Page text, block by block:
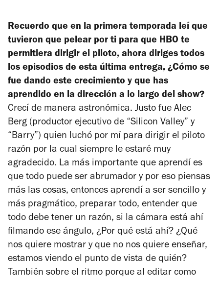
Recuerdo que en la primera temporada leí que
tuvieron que pelear por ti para que HBO te
permitiera dirigir el piloto, ahora diriges todos
los episodios de esta última entrega, ¿Cómo se
fue dando este crecimiento y que has
aprendido en la dirección a lo largo del show?
Crecí de manera astronómica. Justo fue Alec
Berg (productor ejecutivo de “Silicon Valley” y
“Barry”) quien luchó por mí para dirigir el piloto
razón por la cual siempre le estaré muy
agradecido. La más importante que aprendí es
que todo puede ser abrumador y por eso piensas
más las cosas, entonces aprendí a ser sencillo y
más pragmático, preparar todo, entender que
todo debe tener un razón, si la cámara está ahí
filmando ese ángulo, ¿Por qué está ahí? ¿Qué
nos quiere mostrar y que no nos quiere enseñar,
estamos viendo el punto de vista de quién?
También sobre el ritmo porque al editar como